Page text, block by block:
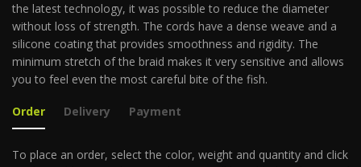
the latest technology, it was possible to reduce the diameter
without loss of strength. The cords have a dense weave and a
silicone coating that provides smoothness and rigidity. The
minimum stretch of the braid makes it very sensitive and allows
you to feel even the most careful bite of the fish.
Order Delivery Payment
To place an order, select the color, weight and quantity and click